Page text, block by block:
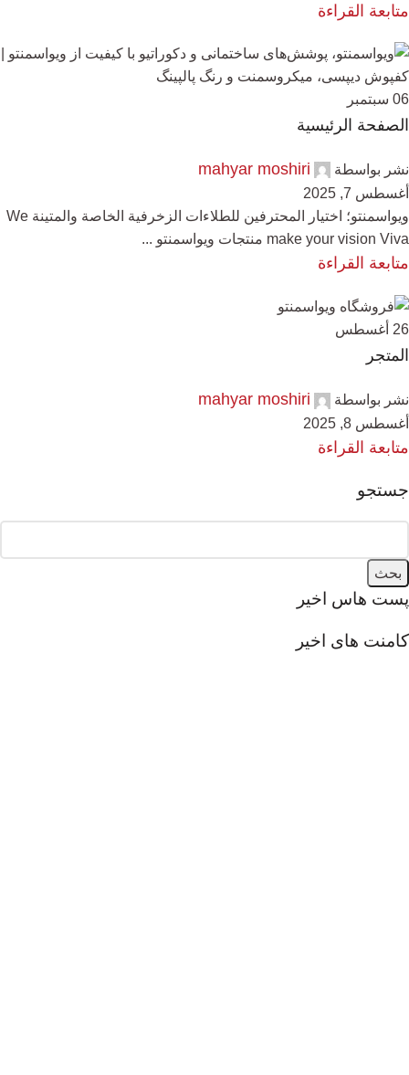
متابعة القراءة
06 سبتمبر
الصفحة الرئيسية
نشر بواسطة mahyar moshiri
أغسطس 7, 2025
ویواسمنتو؛ اختيار المحترفين للطلاءات الزخرفية الخاصة والمتينة We
make your vision Viva منتجات ویواسمنتو ...
متابعة القراءة
26 أغسطس
المتجر
نشر بواسطة mahyar moshiri
أغسطس 8, 2025
متابعة القراءة
جستجو
بحث
پست هاس اخیر
کامنت های اخیر